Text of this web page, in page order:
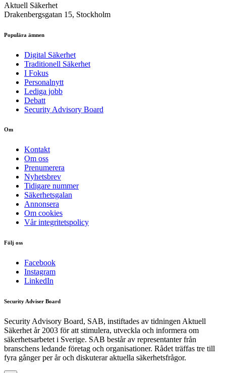
Aktuell Säkerhet
Drakenbergsgatan 15, Stockholm
Populära ämnen
Digital Säkerhet
Traditionell Säkerhet
I Fokus
Personalnytt
Lediga jobb
Debatt
Security Advisory Board
Om
Kontakt
Om oss
Prenumerera
Nyhetsbrev
Tidigare nummer
Säkerhetsgalan
Annonsera
Om cookies
Vår integritetspolicy
Följ oss
Facebook
Instagram
LinkedIn
Security Adviser Board
Security Advisory Board, SAB, instiftades av tidningen Aktuell
Säkerhet år 2003 för att stimulera, utveckla och informera om
säkerhetsarbetet i Sverige. SAB består av representanter från
branschens ledande företag och organisationer. Rådet träffas tre till
fyra gånger per år och diskuterar aktuella säkerhetsfrågor.